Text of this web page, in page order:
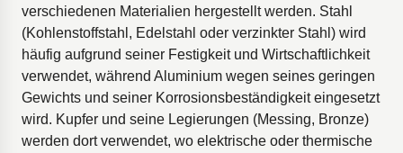
verschiedenen Materialien hergestellt werden. Stahl
(Kohlenstoffstahl, Edelstahl oder verzinkter Stahl) wird
häufig aufgrund seiner Festigkeit und Wirtschaftlichkeit
verwendet, während Aluminium wegen seines geringen
Gewichts und seiner Korrosionsbeständigkeit eingesetzt
wird. Kupfer und seine Legierungen (Messing, Bronze)
werden dort verwendet, wo elektrische oder thermische